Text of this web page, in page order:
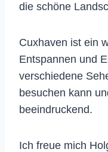
die schöne
Cuxhaven ist ein
Entspannen und
verschiedene
besuchen kann
beeindruckend.
Ich freue mich